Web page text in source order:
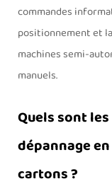
commandes
positionnement et
machines semi-
manuels.
Quels sont
dépannage
cartons ?